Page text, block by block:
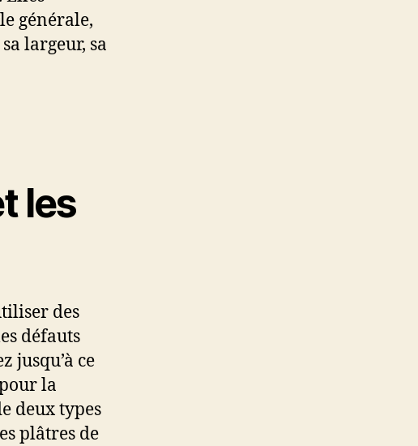
générale,
largeur, sa
les
des
défauts
jusqu’à ce
la
deux types
plâtres de